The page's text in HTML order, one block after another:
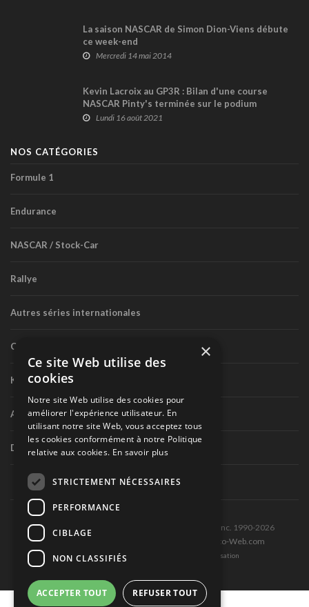
La saison NASCAR de Simon Dion-Viens débute
ce week-end
Mercredi 14 mai 2014
Kevin Lacroix au GP3R : Bilan d'une course
NASCAR Pinty's terminée sur le podium
Lundi 16 août 2021
NOS CATÉGORIES
Formule 1
Endurance
NASCAR / Stock-Car
Rallye
Autres séries internationales
Circuit routier canadien
Karting
Autres séries nationales
Divers
Tous droits réservés © Les Éditions Pole-Position inc. 1990-2026
Ce site est produit et hébergé par Montréal-Photo-Web.com
Politique de confidentialité et Conditions d’utilisation
×
Ce site Web utilise des
cookies
Notre site Web utilise des cookies pour
améliorer l'expérience utilisateur. En
utilisant notre site Web, vous acceptez tous
les cookies conformément à notre Politique
relative aux cookies. En savoir plus
STRICTEMENT NÉCESSAIRES
PERFORMANCE
CIBLAGE
NON CLASSIFIÉS
ACCEPTER TOUT REFUSER TOUT